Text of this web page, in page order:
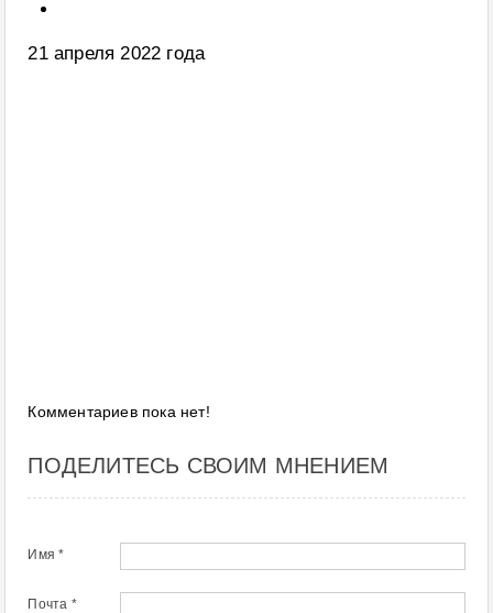
21 апреля 2022 года
Комментариев пока нет!
ПОДЕЛИТЕСЬ СВОИМ МНЕНИЕМ
Имя *
Почта *